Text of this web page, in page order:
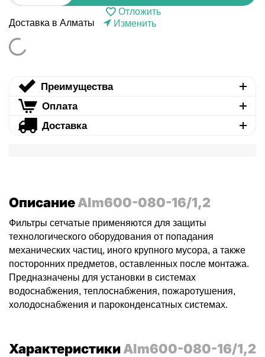
Отложить
Доставка в Алматы
Изменить
Преимущества
Оплата
Доставка
ОписаниеAlm600-080-16/1,2
Фильтры сетчатые применяются для защиты
технологического оборудования от попадания
механических частиц, иного крупного мусора, а также
посторонних предметов, оставленных после монтажа.
Предназначены для установки в системах
водоснабжения, теплоснабжения, пожаротушения,
холодоснабжения и пароконденсатных системах.
ХарактеристикиAlm600-080-16/1,2